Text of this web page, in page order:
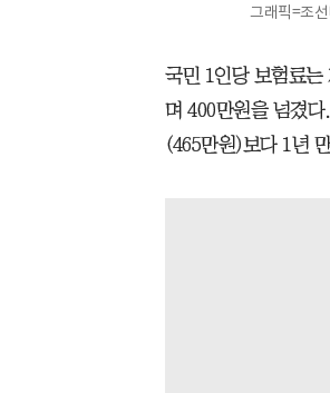
그래픽=조
국민 1인당 보험료는
며 400만원을 넘겼
(465만원)보다 1년